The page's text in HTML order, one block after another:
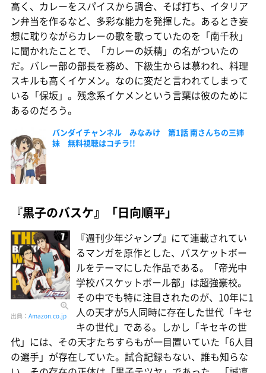
高く、カレーをスパイスから調合、そば打ち、イタリア
ン弁当を作るなど、多彩な能力を発揮した。あるとき妄
想に耽りながらカレーの歌を歌っていたのを「南千秋」
に聞かれたことで、「カレーの妖精」の名がついたの
だ。バレー部の部長を務め、下級生からは慕われ、料理
スキルも高くイケメン。なのに変だと言われてしまって
いる「保坂」。残念系イケメンという言葉は彼のために
あるのだろう。
バンダイチャンネル みなみけ 第1話 南さんちの三姉
妹 無料視聴はコチラ!!
『黒子のバスケ』「日向順平」
出典： Amazon.co.jp
『週刊少年ジャンプ』にて連載されてい
るマンガを原作とした、バスケットボー
ルをテーマにした作品である。「帝光中
学校バスケットボール部」は超強豪校。
その中でも特に注目されたのが、10年に1
人の天才が5人同時に存在した世代「キセ
キの世代」である。しかし「キセキの世
代」には、その天才たちすらもが一目置いていた「6人目
の選手」が存在していた。試合記録もない、誰も知らな